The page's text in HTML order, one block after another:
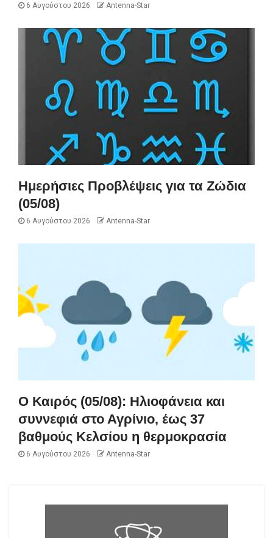
6 Αυγούστου 2026 Antenna-Star
Ημερήσιες Προβλέψεις για τα Ζώδια
(05/08)
6 Αυγούστου 2026 Antenna-Star
Ο Καιρός (05/08): Ηλιοφάνεια και
συννεφιά στο Αγρίνιο, έως 37
βαθμούς Κελσίου η θερμοκρασία
6 Αυγούστου 2026 Antenna-Star